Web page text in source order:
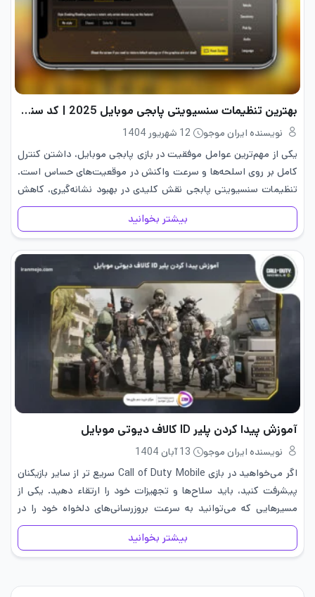
بهترین تنظیمات سنسیویتی پابجی موبایل 2025 | کد سنس
نویسنده ایران موجو
12 شهریور 1404
یکی از مهم‌ترین عوامل موفقیت در بازی پابجی موبایل، داشتن کنترل
کامل بر روی اسلحه‌ها و سرعت واکنش در موقعیت‌های حساس است.
تنظیمات سنسیویتی پابجی نقش کلیدی در بهبود نشانه‌گیری، کاهش
لگد اسلحه و اجرای حرکات سریع دارد. بسیاری از…
بیشتر بخوانید
آموزش پیدا کردن پلیر ID کالاف دیوتی موبایل
نویسنده ایران موجو
13 آبان 1404
اگر می‌خواهید در بازی Call of Duty Mobile سریع تر از سایر بازیکنان
پیشرفت کنید، باید سلاح‌ها و تجهیزات خود را ارتقاء دهید. یکی از
مسیرهایی که می‌توانید به سرعت بروزرسانی‌های دلخواه خود را در
تجهیزاتتان انجام دهید خرید سی…
بیشتر بخوانید